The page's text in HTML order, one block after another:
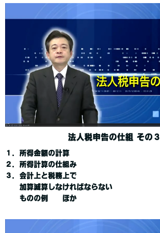
法人税申告の仕組 その３
１．所得金額の計算
２．所得計算の仕組み
３．会計上と税務上で
加算減算しなければならない
ものの例 ほか